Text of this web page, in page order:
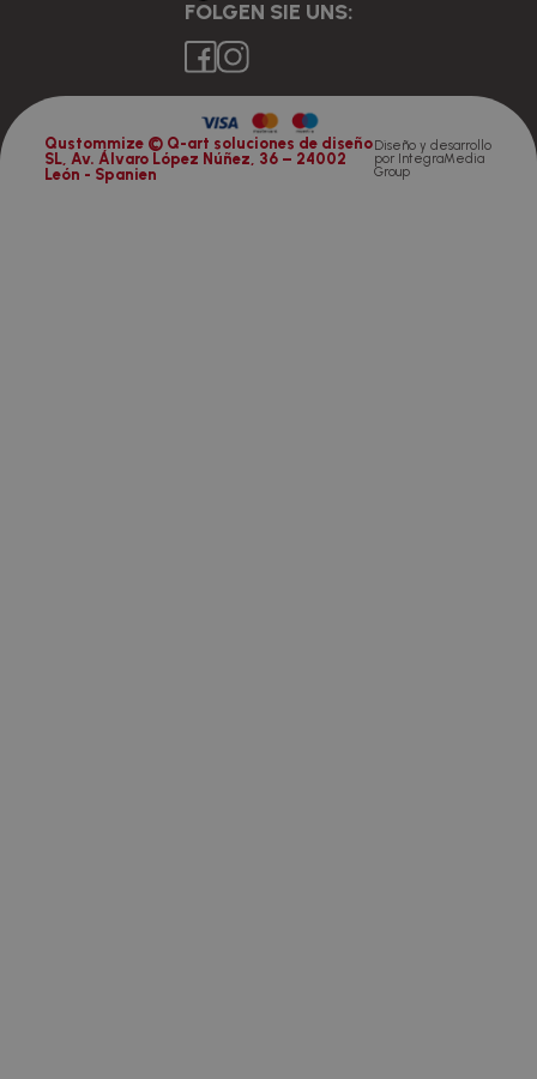
FOLGEN SIE UNS:
Qustommize © Q-art soluciones de diseño
SL, Av. Álvaro López Núñez, 36 – 24002
León - Spanien
Diseño y desarrollo
por IntegraMedia
Group